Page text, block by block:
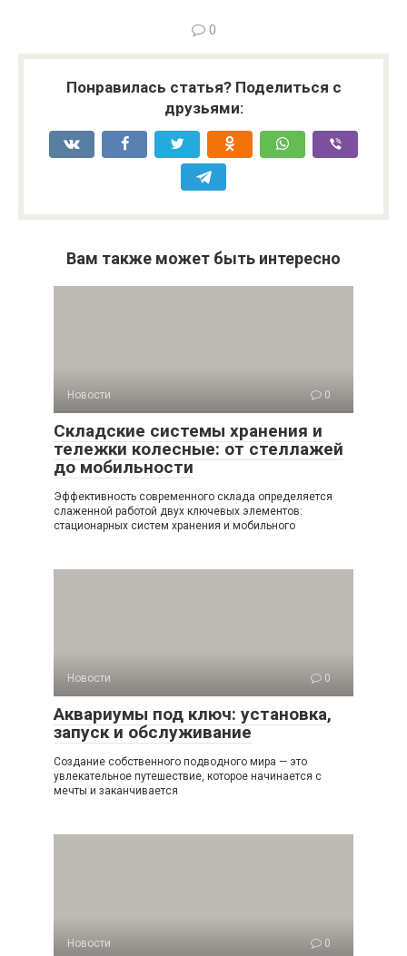
0
Понравилась статья? Поделиться с
друзьями:
Вам также может быть интересно
Новости 0
Складские системы хранения и
тележки колесные: от стеллажей
до мобильности
Эффективность современного склада определяется
слаженной работой двух ключевых элементов:
стационарных систем хранения и мобильного
Новости 0
Аквариумы под ключ: установка,
запуск и обслуживание
Создание собственного подводного мира — это
увлекательное путешествие, которое начинается с
мечты и заканчивается
Новости 0